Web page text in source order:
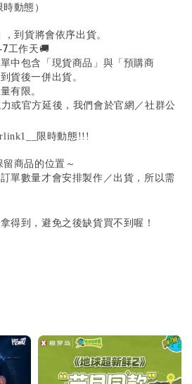
動態）
到貨將會依序出貨。
工作天🚚
中包含「現貨商品」與「預購商
貨後一併出貨。
有限。
或官方延後，我們會於官網／社群公
限時動態!!!
商品的位置～
單數量才會安排製作／出貨，所以需
得到，避免之後缺貨買不到喔！